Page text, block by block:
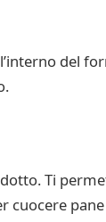
del
Ti
cuocere